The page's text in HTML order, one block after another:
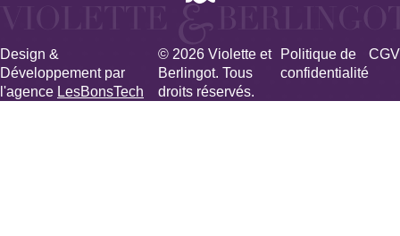
Design &
Développement par
l'agence LesBonsTech
© 2026 Violette et
Berlingot. Tous
droits réservés.
Politique de
confidentialité
CGV